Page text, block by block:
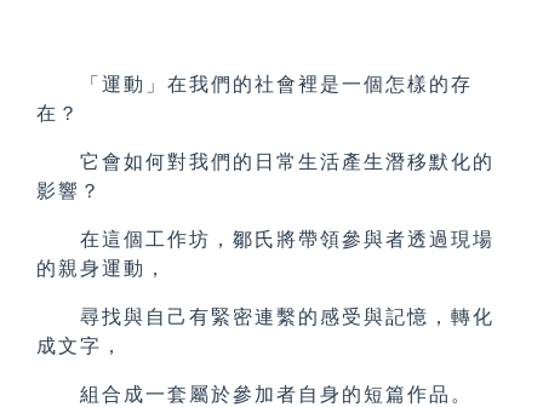
「運動」在我們的社會裡是一個怎樣的存
在？
它會如何對我們的日常生活產生潛移默化的
影響？
在這個工作坊，鄒氏將帶領參與者透過現場
的親身運動，
尋找與自己有緊密連繫的感受與記憶，轉化
成文字，
組合成一套屬於參加者自身的短篇作品。